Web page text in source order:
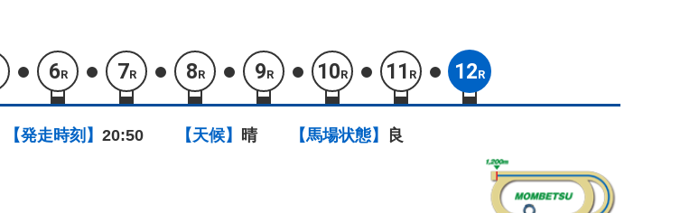
6R 7R 8R 9R 10R 11 R 12R
【発走時刻】 20:50 【天候】 晴 【馬場状態】 良